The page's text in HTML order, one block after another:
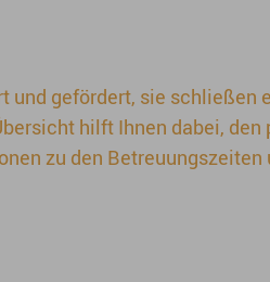
gefördert, sie schließen
hilft Ihnen dabei,
zu den